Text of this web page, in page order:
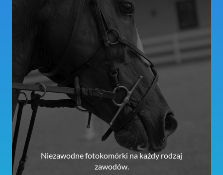
Niezawodne fotokomórki na każdy rodzaj
zawodów.